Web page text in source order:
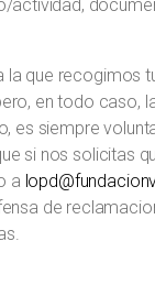
la que recogimos
en todo caso,
es siempre
si nos solicitas
a
de